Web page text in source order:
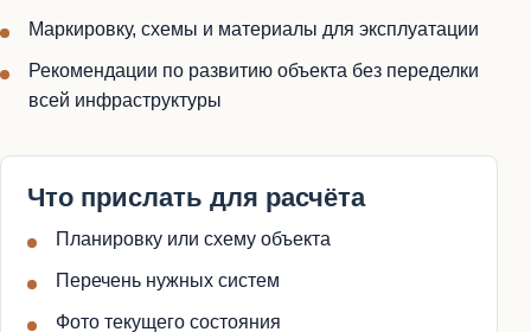
Маркировку, схемы и материалы для эксплуатации
Рекомендации по развитию объекта без переделки
всей инфраструктуры
Что прислать для расчёта
Планировку или схему объекта
Перечень нужных систем
Фото текущего состояния